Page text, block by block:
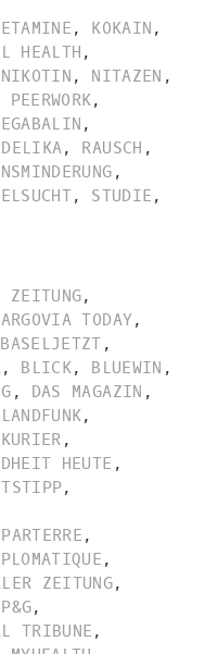
, KOKAIN ,
HEALTH ,
NIKOTIN , NITAZEN ,
PEERWORK,
,
, RAUSCH ,
,
, STUDIE ,
ZEITUNG,
ARGOVIA TODAY,
BASELJETZT ,
, BLICK, BLUEWIN ,
, DAS MAGAZIN ,
,
,
HEUTE ,
,
,
,
ZEITUNG,
,
TRIBUNE ,